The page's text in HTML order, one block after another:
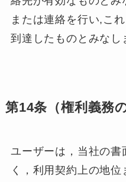
または連絡を行い,こ
到達したものとみなし
第14条（権利義務
ユーザーは，当社の書
く，利用契約上の地